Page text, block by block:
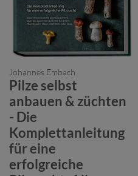
Johannes Embach
Pilze selbst
anbauen & züchten
- Die
Komplettanleitung
für eine
erfolgreiche